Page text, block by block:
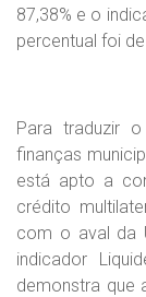
87,38% e o
percentual foi
Para traduzir
finanças
está apto a
crédito
com o aval da
indicador
demonstra que